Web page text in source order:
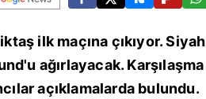
ilk maçına çıkıyor. Siyah
ağırlayacak. Karşılaşma
açıklamalarda bulundu.